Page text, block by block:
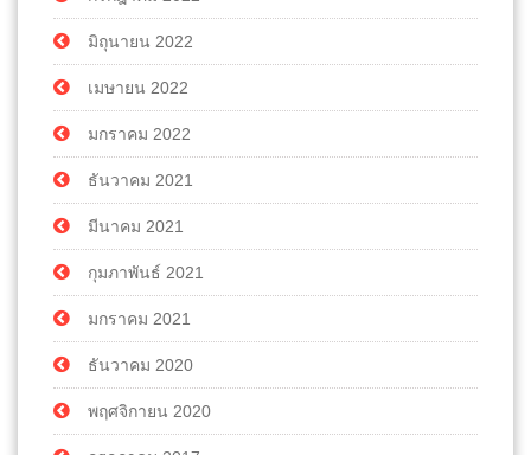
มิถุนายน 2022
เมษายน 2022
มกราคม 2022
ธันวาคม 2021
มีนาคม 2021
กุมภาพันธ์ 2021
มกราคม 2021
ธันวาคม 2020
พฤศจิกายน 2020